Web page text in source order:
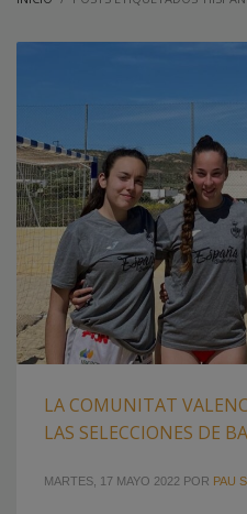
LA COMUNITAT
LAS SELECCIONES DE
MARTES, 17 MAYO 2022 POR PAU